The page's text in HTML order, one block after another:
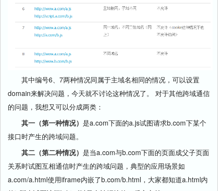
其中编号6、7两种情况同属于主域名相同的情况，可以设置
domain来解决问题，今天就不讨论这种情况了。 对于其他跨域通信
的问题，我想又可以分成两类：
其一（第一种情况） 是a.com下面的a.js试图请求b.com下某个
接口时产生的跨域问题。
其二（第二种情况） 是当a.com与b.com下面的页面成父子页面
关系时试图互相通信时产生的跨域问题，典型的应用场景如
a.com/a.html使用iframe内嵌了b.com/b.html，大家都知道a.html内